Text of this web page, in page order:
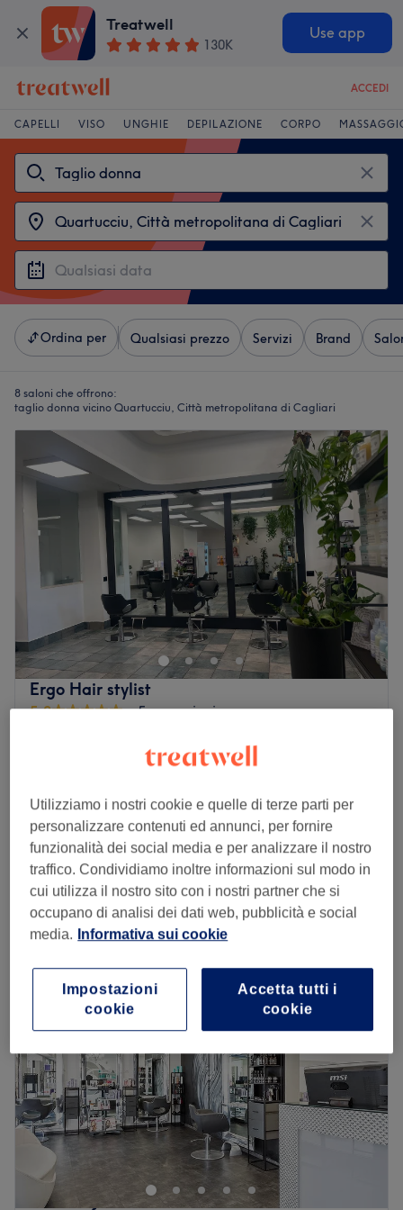
Treatwell
130K
Use app
ACCEDI
CAPELLI VISO UNGHIE DEPILAZIONE CORPO
Ordina per Qualsiasi prezzo Servizi Brand
8 saloni che offrono:
taglio donna vicino Quartucciu, Città metropolitana di Cagliari
Ergo Hair stylist
5,0
5 recensioni
Taglio donna
30 min
€ 30
Taglio e Piega
1 ora 30 min
€ 63
Visualizzazione rapida dei dettagli del salone
Lunedì
Martedì
09:00–17:00
Mercoledì
10:00–17:00
Giovedì
09:00–
Venerdì
10:00–17:00
Sabato
09:00–17:00
Domenica
Chiuso
Ergo Hair Stylist è il salone di riferimento a Quartu
Sant'Elena per chi desidera rinnovare il proprio look con
stile e personalità. Un ambiente accogliente e moderno
dove un team di professionisti si prende cura dei tuoi
capelli con trattamenti all'avanguardia, tagli su misura e
Utilizziamo i nostri cookie e quelle di terze parti per
personalizzare contenuti ed annunci, per fornire
funzionalità dei social media e per analizzare il nostro
traffico. Condividiamo inoltre informazioni sul modo in
cui utilizza il nostro sito con i nostri partner che si
occupano di analisi dei dati web, pubblicità e social
media. Informativa sui cookie
Accetta tutti i
cookie
Impostazioni
cookie